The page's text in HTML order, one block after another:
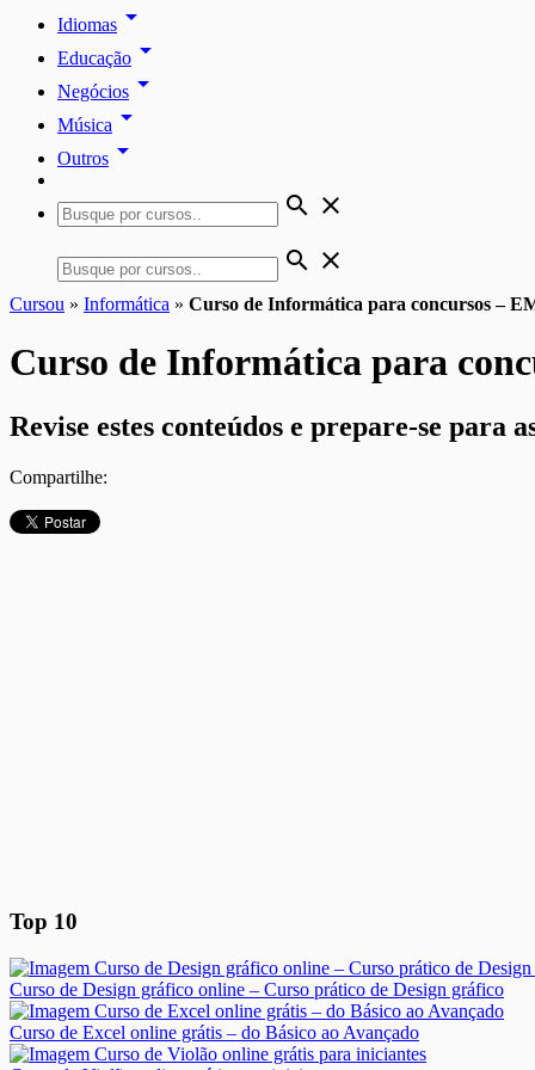
Idiomas arrow_drop_down
Educação arrow_drop_down
Negócios arrow_drop_down
Música arrow_drop_down
Outros arrow_drop_down
search close
search close
Cursou » Informática » Curso de Informática para concursos –
Curso de Informática para
Revise estes conteúdos e prepare-se para
Compartilhe:
Top 10
Curso de Design gráfico online – Curso prático de Design gráfico
Curso de Excel online grátis – do Básico ao Avançado